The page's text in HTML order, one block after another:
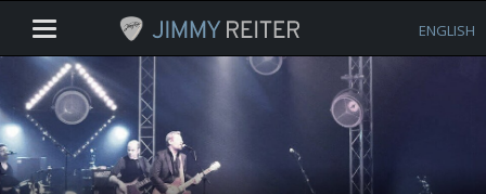
ENGLISH